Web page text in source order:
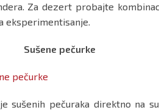
Za dezert probajte
eksperimentisanje.
Sušene pečurke
sušenih pečuraka direktno na